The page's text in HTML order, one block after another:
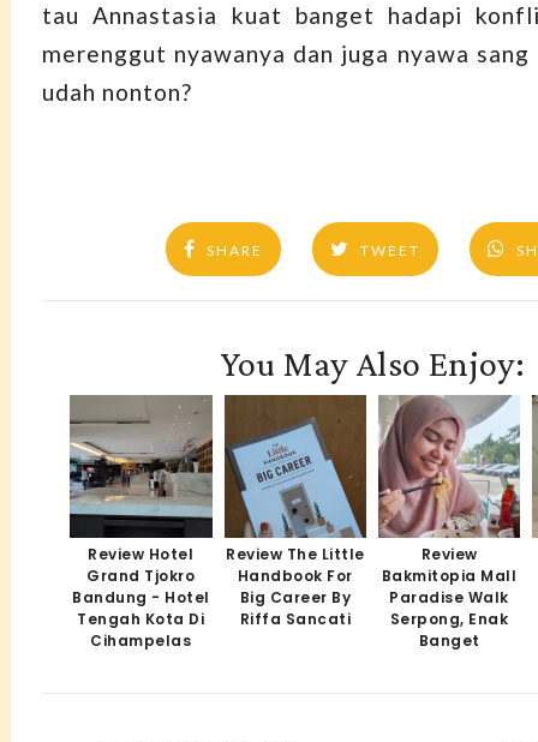
tau Annastasia kuat banget hadapi
merenggut nyawanya dan juga nyawa sang
udah nonton?
SHARE TWEET
You May Also Enjoy:
Review Hotel
Grand Tjokro
Bandung - Hotel
Tengah Kota Di
Cihampelas
Review The Little
Handbook For
Big Career By
Riffa Sancati
Review
Bakmitopia Mall
Paradise Walk
Serpong, Enak
Banget